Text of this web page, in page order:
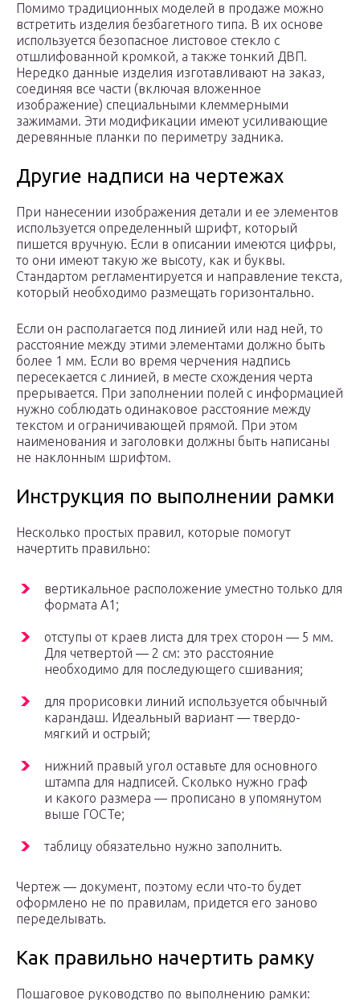
Помимо традиционных моделей в продаже можно
встретить изделия безбагетного типа. В их основе
используется безопасное листовое стекло с
отшлифованной кромкой, а также тонкий ДВП.
Нередко данные изделия изготавливают на заказ,
соединяя все части (включая вложенное
изображение) специальными клеммерными
зажимами. Эти модификации имеют усиливающие
деревянные планки по периметру задника.
Другие надписи на чертежах
При нанесении изображения детали и ее элементов
используется определенный шрифт, который
пишется вручную. Если в описании имеются цифры,
то они имеют такую же высоту, как и буквы.
Стандартом регламентируется и направление текста,
который необходимо размещать горизонтально.
Если он располагается под линией или над ней, то
расстояние между этими элементами должно быть
более 1 мм. Если во время черчения надпись
пересекается с линией, в месте схождения черта
прерывается. При заполнении полей с информацией
нужно соблюдать одинаковое расстояние между
текстом и ограничивающей прямой. При этом
наименования и заголовки должны быть написаны
не наклонным шрифтом.
Инструкция по выполнении рамки
Несколько простых правил, которые помогут
начертить правильно:
вертикальное расположение уместно только для
формата А1;
отступы от краев листа для трех сторон — 5 мм.
Для четвертой — 2 см: это расстояние
необходимо для последующего сшивания;
для прорисовки линий используется обычный
карандаш. Идеальный вариант — твердо-
мягкий и острый;
нижний правый угол оставьте для основного
штампа для надписей. Сколько нужно граф
и какого размера — прописано в упомянутом
выше ГОСТе;
таблицу обязательно нужно заполнить.
Чертеж — документ, поэтому если что-то будет
оформлено не по правилам, придется его заново
переделывать.
Как правильно начертить рамку
Пошаговое руководство по выполнению рамки: